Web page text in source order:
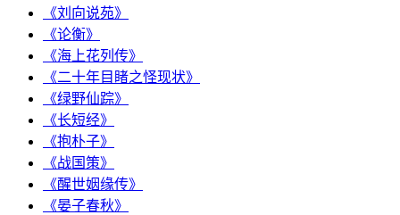
《刘向说苑》
《论衡》
《海上花列传》
《二十年目睹之怪现状》
《绿野仙踪》
《长短经》
《抱朴子》
《战国策》
《醒世姻缘传》
《晏子春秋》